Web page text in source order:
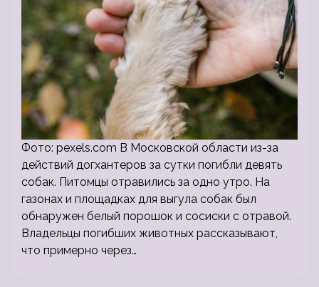
Фото: pexels.com В Московской области из-за
действий догхантеров за сутки погибли девять
собак. Питомцы отравились за одно утро. На
газонах и площадках для выгула собак был
обнаружен белый порошок и сосиски с отравой.
Владельцы погибших животных рассказывают,
что примерно через…